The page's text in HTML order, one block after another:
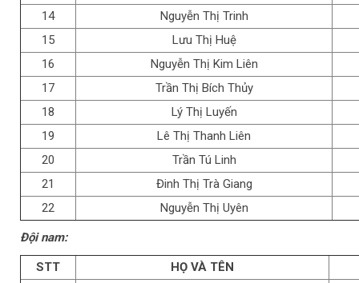
14
Nguyễn Thị Trinh
15
Lưu Thị Huệ
16
Nguyễn Thị Kim Liên
17
Trần Thị Bích Thủy
18
Lý Thị Luyến
19
Lê Thị Thanh Liên
20
Trần Tú Linh
21
Đinh Thị Trà Giang
22
Nguyễn Thị Uyên
Đội nam:
STT
HỌ VÀ TÊN